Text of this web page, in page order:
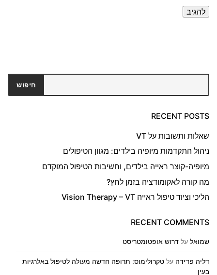
חיפוש
RECENT POSTS
שאלות ותשובות על VT
ניהול התקדמות מיופיה בילדים: מגוון הטיפולים
מיופיה-קוצר ראייה בילדים, וחשיבות הטיפול המוקדם
מה קורה לאקומודציה בזמן לחץ?
הליכי וציוד טיפול ראייה Vision Therapy – VT
RECENT COMMENTS
שמואל על דרוש אופטומטריסט
דליה פדידה על טקרולימוס: תרופה חדשה מעולה לטיפול באלרגיות
בעין